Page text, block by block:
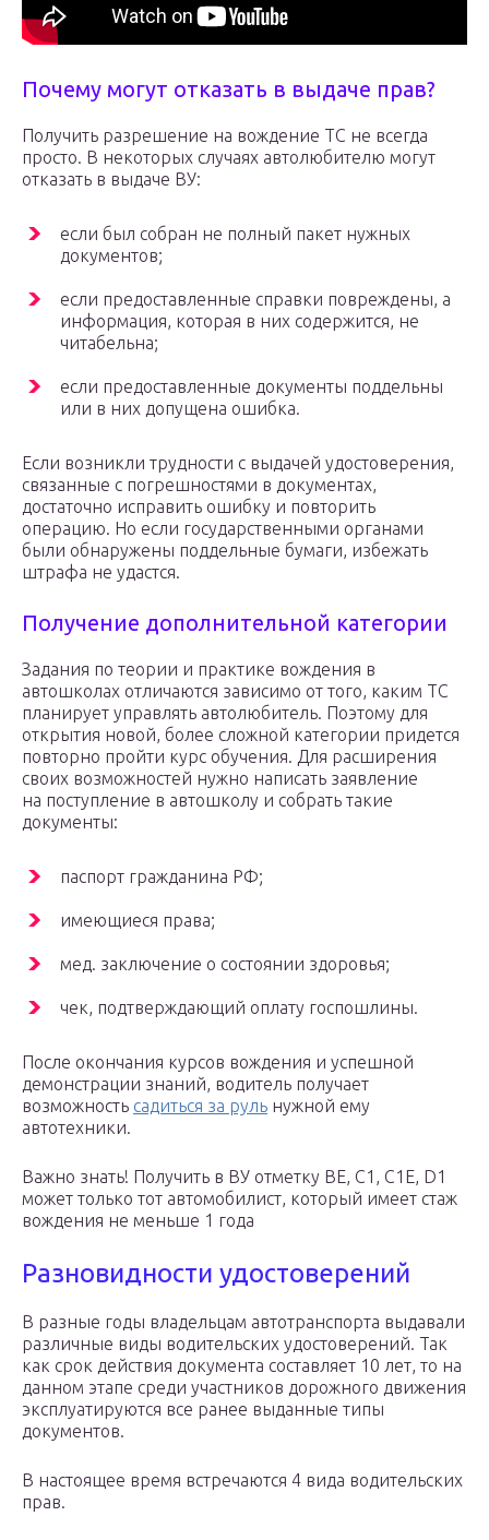
Почему могут отказать в выдаче прав?
Получить разрешение на вождение ТС не всегда
просто. В некоторых случаях автолюбителю могут
отказать в выдаче ВУ:
если был собран не полный пакет нужных
документов;
если предоставленные справки повреждены, а
информация, которая в них содержится, не
читабельна;
если предоставленные документы поддельны
или в них допущена ошибка.
Если возникли трудности с выдачей удостоверения,
связанные с погрешностями в документах,
достаточно исправить ошибку и повторить
операцию. Но если государственными органами
были обнаружены поддельные бумаги, избежать
штрафа не удастся.
Получение дополнительной категории
Задания по теории и практике вождения в
автошколах отличаются зависимо от того, каким ТС
планирует управлять автолюбитель. Поэтому для
открытия новой, более сложной категории придется
повторно пройти курс обучения. Для расширения
своих возможностей нужно написать заявление
на поступление в автошколу и собрать такие
документы:
паспорт гражданина РФ;
имеющиеся права;
мед. заключение о состоянии здоровья;
чек, подтверждающий оплату госпошлины.
После окончания курсов вождения и успешной
демонстрации знаний, водитель получает
возможность садиться за руль нужной ему
автотехники.
Важно знать! Получить в ВУ отметку ВЕ, С1, С1Е, D1
может только тот автомобилист, который имеет стаж
вождения не меньше 1 года
Разновидности удостоверений
В разные годы владельцам автотранспорта выдавали
различные виды водительских удостоверений. Так
как срок действия документа составляет 10 лет, то на
данном этапе среди участников дорожного движения
эксплуатируются все ранее выданные типы
документов.
В настоящее время встречаются 4 вида водительских
прав.